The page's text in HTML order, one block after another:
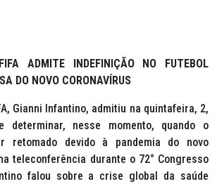
ADMITE INDEFINIÇÃO NO FUTEBOL
DO NOVO CORONAVÍRUS
Gianni Infantino, admitiu na quintafeira, 2,
determinar, nesse momento, quando o
retomado devido à pandemia do novo
teleconferência durante o 72° Congresso
falou sobre a crise global da saúde